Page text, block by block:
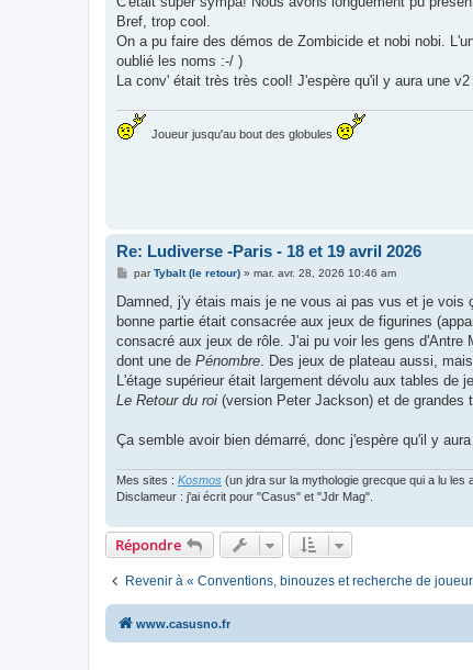
Bref, trop cool.
On a pu faire des démos de Zombicide et nobi nobi.
oublié les noms :-/ )
La conv' était très très cool! J'espère qu'il y aura une v2
Joueur jusqu'au bout des globules
Re: Ludiverse -Paris - 18 et 19 avril 2026
M
s
a
g
parTybalt (le retour)» mar. avr. 28, 2026 10:46 am
Damned, j'y étais mais je ne vous ai pas vus et je vois
bonne partie était consacrée aux jeux de figurines
consacré aux jeux de rôle. J'ai pu voir les gens
dont une de Pénombre . Des jeux de plateau aussi,
L'étage supérieur était largement dévolu aux tables
Le Retour du roi (version Peter Jackson) et de grandes
Ça semble avoir bien démarré, donc j'espère qu'il y
Mes sites : Kosmos (un jdra sur la mythologie grecque qui a lu les
Disclameur : j'ai écrit pour "Casus" et "Jdr Mag".
Répondre
Revenir à « Conventions, binouzes et recherche de
www.casusno.fr